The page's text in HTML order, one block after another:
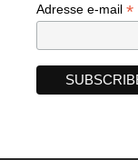
Adresse e-mail *